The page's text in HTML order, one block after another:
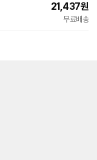
21,437원
무료배송